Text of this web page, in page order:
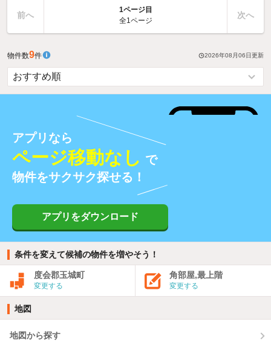
前へ
1ページ目
全1ページ
次へ
物件数9件 2026年08月06日 更新
アプリなら
ページ移動なし で
物件をサクサク探せる！
アプリをダウンロード
条件を変えて候補の物件を増やそう！
度会郡玉城町
変更する
角部屋,最上階
変更する
地図
地図から探す